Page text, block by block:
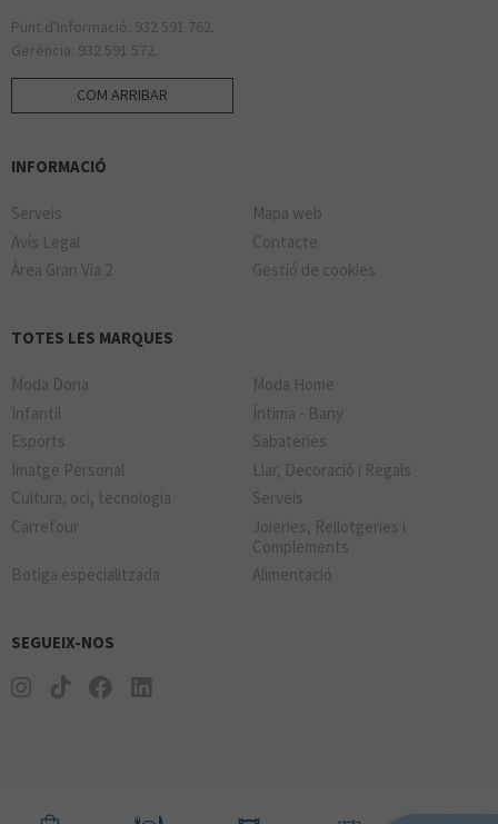
Punt d'Informació: 932 591 762.
Gerència: 932 591 572.
COM ARRIBAR
INFORMACIÓ
Serveis
Mapa web
Avís Legal
Contacte
Àrea Gran Via 2
Gestió de cookies
TOTES LES MARQUES
Moda Dona
Moda Home
Infantil
Íntima - Bany
Esports
Sabateries
Imatge Personal
Llar, Decoració i Regals
Cultura, oci, tecnologia
Serveis
Carrefour
Joieries, Rellotgeries i
Complements
Botiga especialitzada
Alimentació
SEGUEIX-NOS